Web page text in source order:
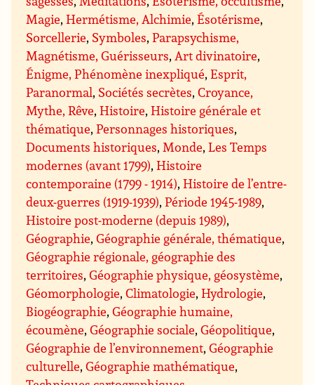
Magie,Hermétisme, Alchimie,Ésotérisme,
Sorcellerie, Symboles,Parapsychisme,
Magnétisme, Guérisseurs, Art divinatoire,
Énigme, Phénomène inexpliqué,Esprit,
Paranormal, Sociétés secrètes,Croyance,
Mythe, Rêve,Histoire,Histoire générale et
thématique,Personnages historiques,
Documents historiques, Monde,Les Temps
modernes (avant 1799),Histoire
contemporaine (1799 - 1914),Histoire de l’entre-
deux-guerres (1919-1939),Période 1945-1989,
Histoire post-moderne (depuis 1989),
Géographie,Géographie générale, thématique,
Géographie régionale, géographie des
territoires,Géographie physique, géosystème,
Géomorphologie,Climatologie,Hydrologie,
Biogéographie,Géographie humaine,
écoumène,Géographie sociale,Géopolitique,
Géographie de l’environnement,Géographie
culturelle,Géographie mathématique,